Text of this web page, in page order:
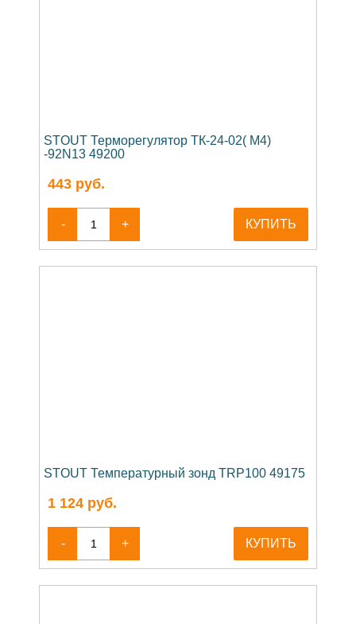
STOUT Терморегулятор ТК-24-02( М4)
-92N13 49200
443 руб.
- + КУПИТЬ
STOUT Температурный зонд TRP100 49175
1 124 руб.
- + КУПИТЬ